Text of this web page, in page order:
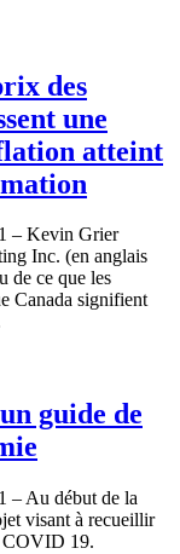
des
une
atteint
– Kevin Grier
Inc. (en anglais
de ce que les
Canada signifient
guide de
– Au début de la
visant à recueillir
COVID 19.